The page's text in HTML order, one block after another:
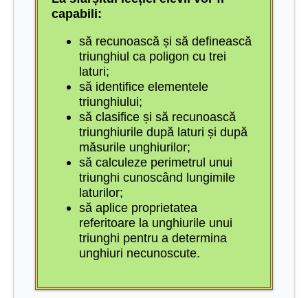
capabili:
să recunoască și să definească
triunghiul ca poligon cu trei
laturi;
să identifice elementele
triunghiului;
să clasifice și să recunoască
triunghiurile după laturi și după
măsurile unghiurilor;
să calculeze perimetrul unui
triunghi cunoscând lungimile
laturilor;
să aplice proprietatea
referitoare la unghiurile unui
triunghi pentru a determina
unghiuri necunoscute.